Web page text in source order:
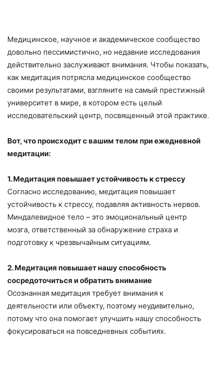
Медицинское, научное и академическое сообщество
довольно пессимистично, но недавние исследования
действительно заслуживают внимания. Чтобы показать,
как медитация потрясла медицинское сообщество
своими результатами, взгляните на самый престижный
университет в мире, в котором есть целый
исследовательский центр, посвященный этой практике.
Вот, что происходит с вашим телом при ежедневной
медитации:
1. Медитация повышает устойчивость к стрессу
Согласно исследованию, медитация повышает
устойчивость к стрессу, подавляя активность нервов.
Миндалевидное тело – это эмоциональный центр
мозга, ответственный за обнаружение страха и
подготовку к чрезвычайным ситуациям.
2. Медитация повышает нашу способность
сосредоточиться и обратить внимание
Осознанная медитация требует внимания к
деятельности или объекту, поэтому неудивительно,
потому что она помогает улучшить нашу способность
фокусироваться на повседневных событиях.